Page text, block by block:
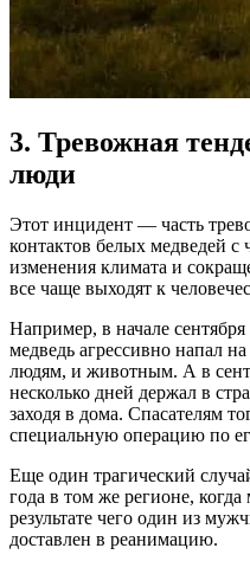
3. Тревожная
люди
Этот инцидент — часть
контактов белых медведей с
изменения климата и
все чаще выходят к
Например, в начале
медведь агрессивно напал
людям, и животным. А в
несколько дней держал в
заходя в дома. Спасателям
специальную операцию по
Еще один трагический
года в том же регионе,
результате чего один из
доставлен в реанимацию.